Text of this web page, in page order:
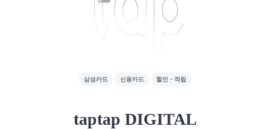
삼성카드 신용카드 할인・적립
taptap DIGITAL